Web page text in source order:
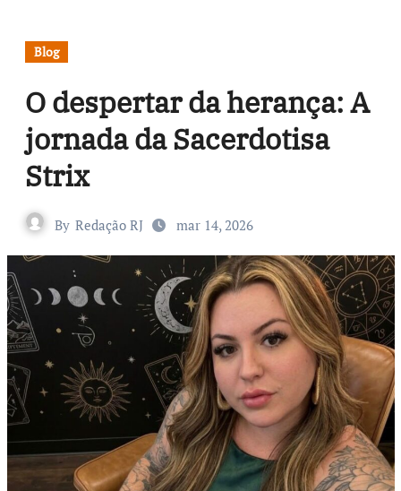
Blog
O despertar da herança: A
jornada da Sacerdotisa
Strix
By Redação RJ mar 14, 2026